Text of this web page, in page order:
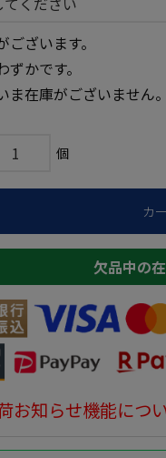
ございます。
ずかです。
ま在庫がございません。
カ
欠品中の
お知らせ機能につ